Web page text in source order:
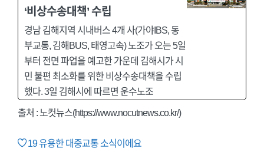
‘비상수송대책’ 수립
경남 김해지역 시내버스 4개 사(가야IBS, 동
부교통, 김해BUS, 태영고속) 노조가 오는 5일
부터 전면 파업을 예고한 가운데 김해시가 시
민 불편 최소화를 위한 비상수송대책을 수립
했다. 3일 김해시에 따르면 운수노조
출처 : 노컷뉴스(https://www.nocutnews.co.kr/)
19유용한 대중교통 소식이에요